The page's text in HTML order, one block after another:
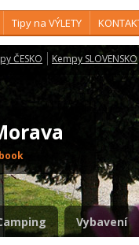
Tipy na VÝLETY
ČESKO Kempy SLOVENSKO
Vybavení